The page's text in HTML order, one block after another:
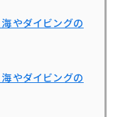
やダイビングの
やダイビングの